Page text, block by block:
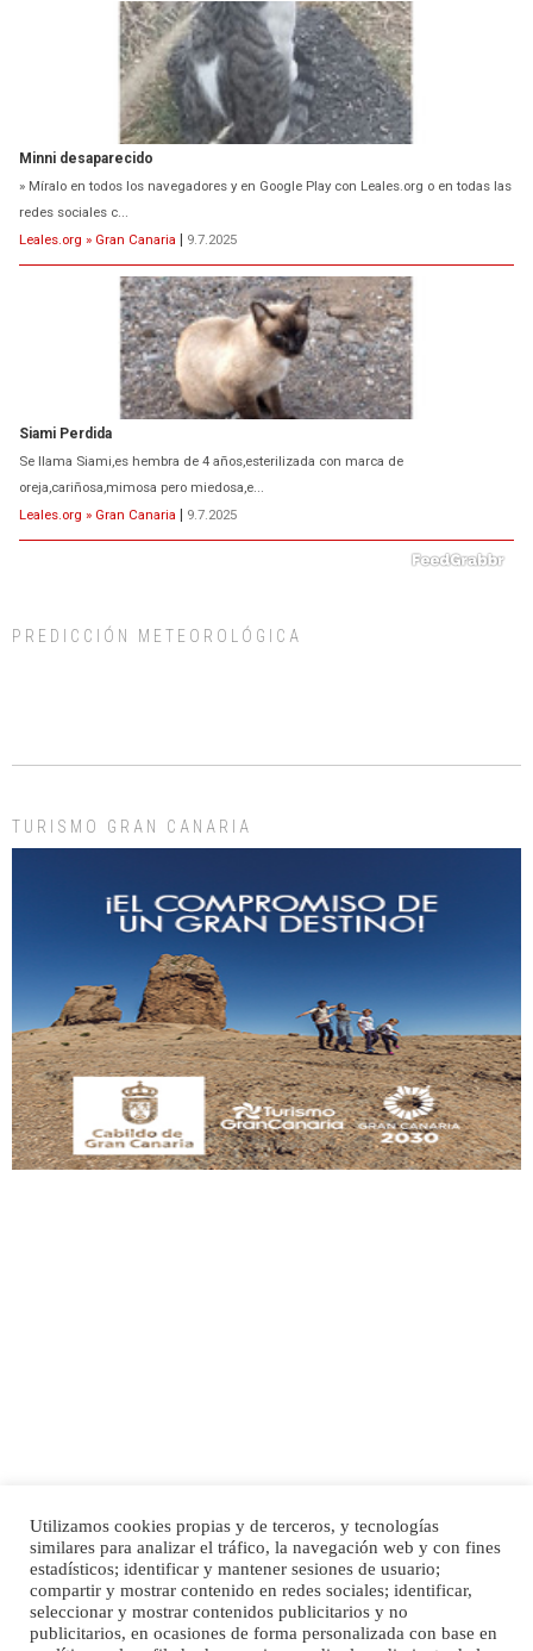
Minni desaparecido
» Míralo en todos los navegadores y en Google Play con Leales.org o en todas las
redes sociales c...
Leales.org » Gran Canaria | 9.7.2025
Siami Perdida
Se llama Siami,es hembra de 4 años,esterilizada con marca de
oreja,cariñosa,mimosa pero miedosa,e...
Leales.org » Gran Canaria | 9.7.2025
días, ella incluida...
Gato manso encontrado
Este gato macho ha aparecido en la calle hace menos de un mes, es muy
manso y extremadamente cari...
Leales.org » Gran Canaria | 9.7.2025
SHIBA PERDIDO AVDA JOSE MESA Y LOPEZ
PERRO MACHO RAZA SHIBA CON MICROCHIP PERDIDO HOY 06/07/2025 ZONA
MESA Y LOPEZ. ES MUY ASUSTADIZO
Leales.org » Gran Canaria | 6.7.2025
PREDICCIÓN METEOROLÓGICA
TURISMO GRAN CANARIA
Inicio Publicidad
Política de privacidad
Aviso Legal
Cláusula de Cookies
Enlaces de interés
Utilizamos cookies propias y de terceros, y tecnologías
similares para analizar el tráfico, la navegación web y con fines
estadísticos; identificar y mantener sesiones de usuario;
compartir y mostrar contenido en redes sociales; identificar,
seleccionar y mostrar contenidos publicitarios y no
publicitarios, en ocasiones de forma personalizada con base en